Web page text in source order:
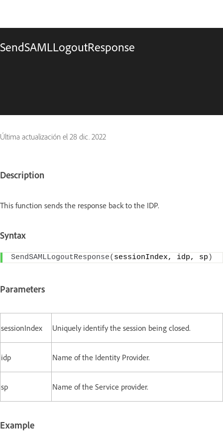
SendSAMLLogoutResponse
Última actualización el 28 dic. 2022
Description
This function sends the response back to the IDP.
Syntax
SendSAMLLogoutResponse( sessionIndex, idp, sp )
Parameters
sessionIndex Uniquely identify the session being closed.
idp Name of the Identity Provider.
sp Name of the Service provider.
Example